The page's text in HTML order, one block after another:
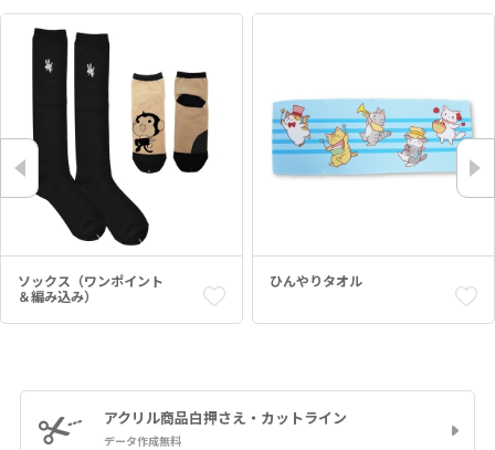
ソックス（ワンポイント
＆編み込み）
ひんやりタオル
アクリル商品白押さえ・カットライン
データ作成無料